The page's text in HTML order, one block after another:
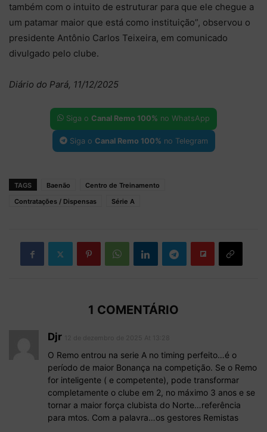
também com o intuito de estruturar para que ele chegue a
um patamar maior que está como instituição”, observou o
presidente Antônio Carlos Teixeira, em comunicado
divulgado pelo clube.
Diário do Pará, 11/12/2025
Siga o Canal Remo 100% no WhatsApp
Siga o Canal Remo 100% no Telegram
TAGS Baenão
Centro de Treinamento
Contratações / Dispensas
Série A
1 COMENTÁRIO
Djr
O Remo entrou na serie A no timing perfeito…é o
período de maior Bonança na competição. Se o Remo
for inteligente ( e competente), pode transformar
completamente o clube em 2, no máximo 3 anos e se
tornar a maior força clubista do Norte…referência
para mtos. Com a palavra…os gestores Remistas